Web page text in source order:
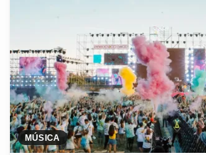
MÚSICA